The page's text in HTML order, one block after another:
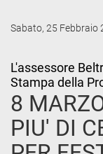
Sabato, 25 Febbraio
L'assessore
Stampa della
8
PIU' DI